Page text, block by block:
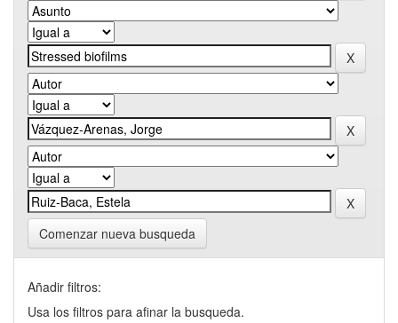
Comenzar nueva busqueda
Añadir filtros:
Usa los filtros para afinar la busqueda.